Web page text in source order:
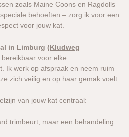
zoals Maine Coons en Ragdolls
behoeften – zorg ik voor een
voor jouw kat.
in Limburg (Kludweg
bereikbaar voor elke
Ik werk op afspraak en neem ruim
zich veilig en op haar gemak voelt.
van jouw kat centraal:
trimbeurt, maar een behandeling